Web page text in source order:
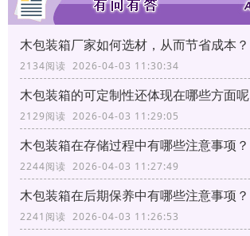
木包装箱厂家如何选材，从而节省成本？
2134阅读 2026-04-03 11:30:34
木包装箱的可定制性还体现在哪些方面呢
2129阅读 2026-04-03 11:29:05
木包装箱在存储过程中有哪些注意事项？
2244阅读 2026-04-03 11:27:49
木包装箱在后期保养中有哪些注意事项？
2241阅读 2026-04-03 11:26:53